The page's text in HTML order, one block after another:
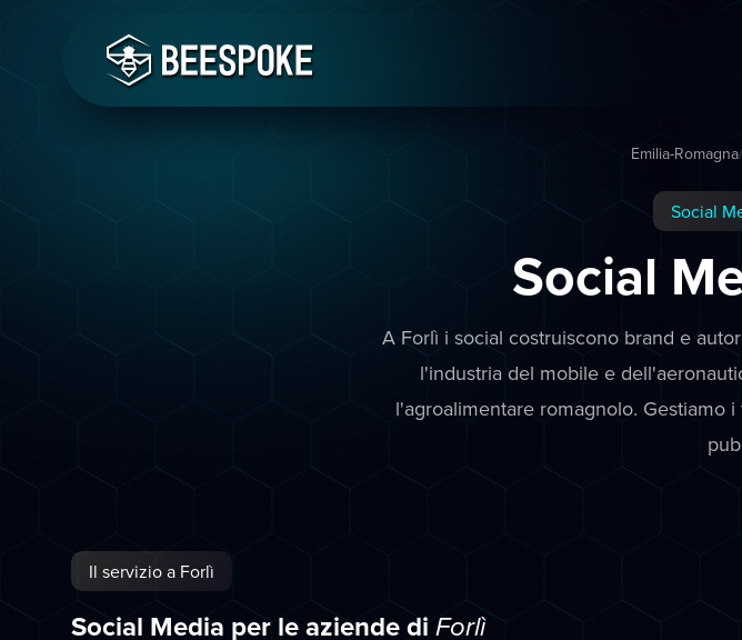
Emilia-Romagna/
Social
Social
A Forlì i social costruiscono brand e
l'industria del mobile e
l'agroalimentare romagnolo. Gestiamo
Il servizio a Forlì
Social Media per le aziende di Forlì